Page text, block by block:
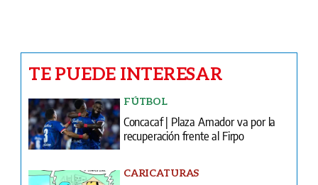
Concacaf | Plaza Amador va por la
recuperación frente al Firpo
CARICATURAS
Caricatura del 4 de agosto de 2026
NACIONALES